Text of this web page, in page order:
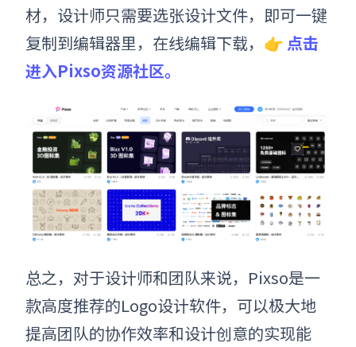
材，设计师只需要选张设计文件，即可一键
复制到编辑器里，在线编辑下载，👉 点击
进入Pixso资源社区。
总之，对于设计师和团队来说，Pixso是一
款高度推荐的Logo设计软件，可以极大地
提高团队的协作效率和设计创意的实现能